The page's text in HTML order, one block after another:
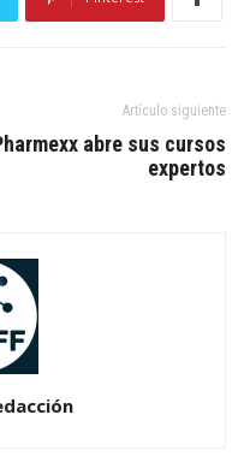
Artículo siguiente
abre sus cursos
expertos